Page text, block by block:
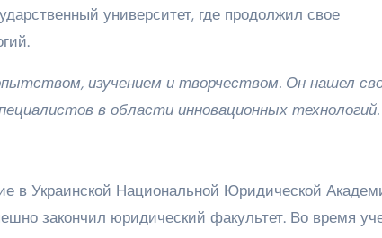
университет, где продолжил свое
изучением и творчеством. Он нашел
в области инновационных технологий.
в Украинской Национальной Юридической
закончил юридический факультет. Во время